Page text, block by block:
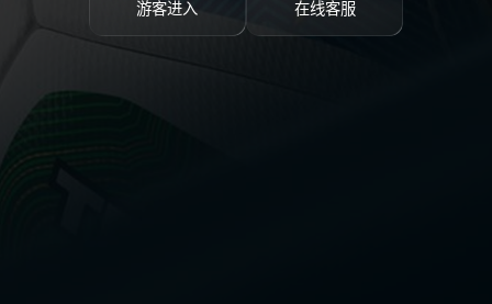
游客进入 在线客服